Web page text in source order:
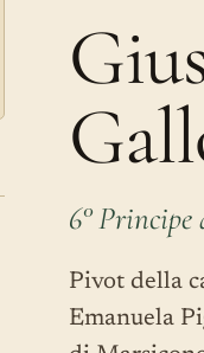
6° Principe
Pivot della
Emanuela